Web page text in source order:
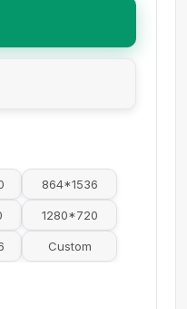
864*1536
1280*720
Custom